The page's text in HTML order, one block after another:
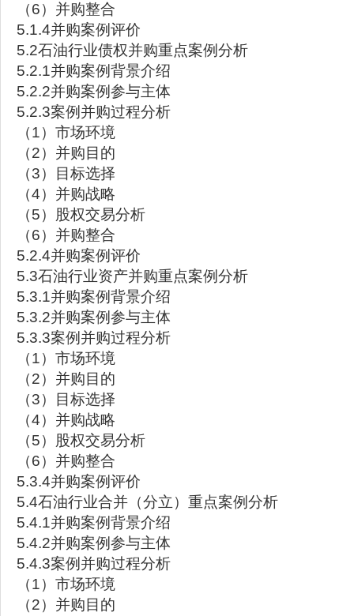
（6）并购整合
5.1.4并购案例评价
5.2石油行业债权并购重点案例分析
5.2.1并购案例背景介绍
5.2.2并购案例参与主体
5.2.3案例并购过程分析
（1）市场环境
（2）并购目的
（3）目标选择
（4）并购战略
（5）股权交易分析
（6）并购整合
5.2.4并购案例评价
5.3石油行业资产并购重点案例分析
5.3.1并购案例背景介绍
5.3.2并购案例参与主体
5.3.3案例并购过程分析
（1）市场环境
（2）并购目的
（3）目标选择
（4）并购战略
（5）股权交易分析
（6）并购整合
5.3.4并购案例评价
5.4石油行业合并（分立）重点案例分析
5.4.1并购案例背景介绍
5.4.2并购案例参与主体
5.4.3案例并购过程分析
（1）市场环境
（2）并购目的